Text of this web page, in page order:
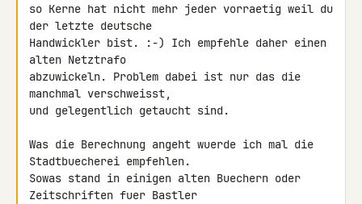
so Kerne hat nicht mehr jeder vorraetig weil du
der letzte deutsche
Handwickler bist. :-) Ich empfehle daher einen
alten Netztrafo
abzuwickeln. Problem dabei ist nur das die
manchmal verschweisst,
und gelegentlich getaucht sind.
Was die Berechnung angeht wuerde ich mal die
Stadtbuecherei empfehlen.
Sowas stand in einigen alten Buechern oder
Zeitschriften fuer Bastler